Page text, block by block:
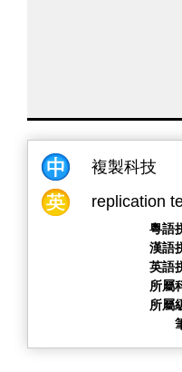
複製科技
replication
粵語
漢語
英語
所屬
所屬